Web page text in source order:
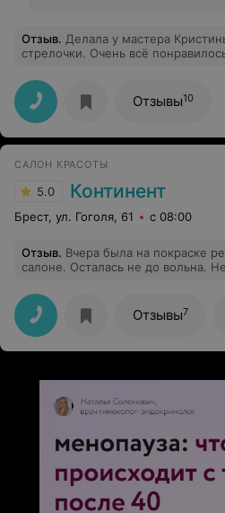
Отзыв. Делала у мастера
стрелочки. Очень всё
своего дела. Всем друзьям
Отзывы10
САЛОН КРАСОТЫ
5.0 Континент
Брест, ул. Гоголя, 61 с 08:00
Отзыв. Вчера была на покраске
салоне. Осталась не до вольна.
жечь неимоверно. Пришлось тут
на веках было потом целый
заплатить за это полную
Отзывы7